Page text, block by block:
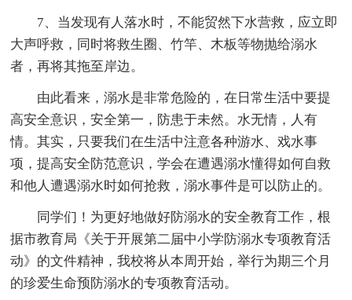
7、当发现有人落水时，不能贸然下水营救，应立即
大声呼救，同时将救生圈、竹竿、木板等物抛给溺水
者，再将其拖至岸边。
由此看来，溺水是非常危险的，在日常生活中要提
高安全意识，安全第一，防患于未然。水无情，人有
情。其实，只要我们在生活中注意各种游水、戏水事
项，提高安全防范意识，学会在遭遇溺水懂得如何自救
和他人遭遇溺水时如何抢救，溺水事件是可以防止的。
同学们！为更好地做好防溺水的安全教育工作，根
据市教育局《关于开展第二届中小学防溺水专项教育活
动》的文件精神，我校将从本周开始，举行为期三个月
的珍爱生命预防溺水的专项教育活动。